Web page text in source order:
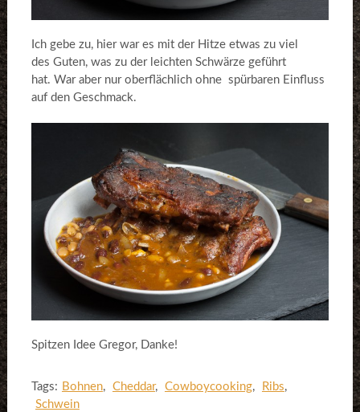
Ich gebe zu, hier war es mit der Hitze etwas zu viel
des Guten, was zu der leichten Schwärze geführt
hat. War aber nur oberflächlich ohne spürbaren Einfluss
auf den Geschmack.
Spitzen Idee Gregor, Danke!
Tags: Bohnen, Cheddar, Cowboycooking, Ribs,
Schwein